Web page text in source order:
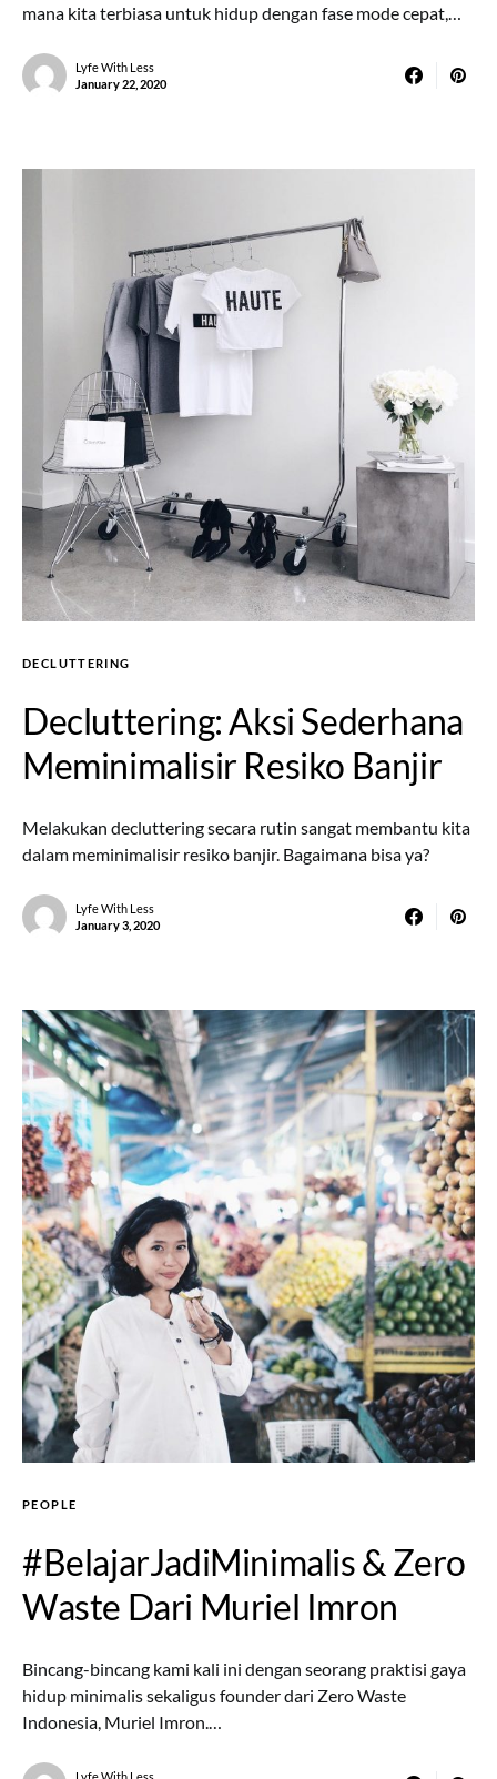
mana kita terbiasa untuk hidup dengan fase mode cepat,…
Lyfe With Less
January 22, 2020
DECLUTTERING
Decluttering: Aksi Sederhana
Meminimalisir Resiko Banjir
Melakukan decluttering secara rutin sangat membantu kita
dalam meminimalisir resiko banjir. Bagaimana bisa ya?
Lyfe With Less
January 3, 2020
PEOPLE
#BelajarJadiMinimalis & Zero
Waste Dari Muriel Imron
Bincang-bincang kami kali ini dengan seorang praktisi gaya
hidup minimalis sekaligus founder dari Zero Waste
Indonesia, Muriel Imron.…